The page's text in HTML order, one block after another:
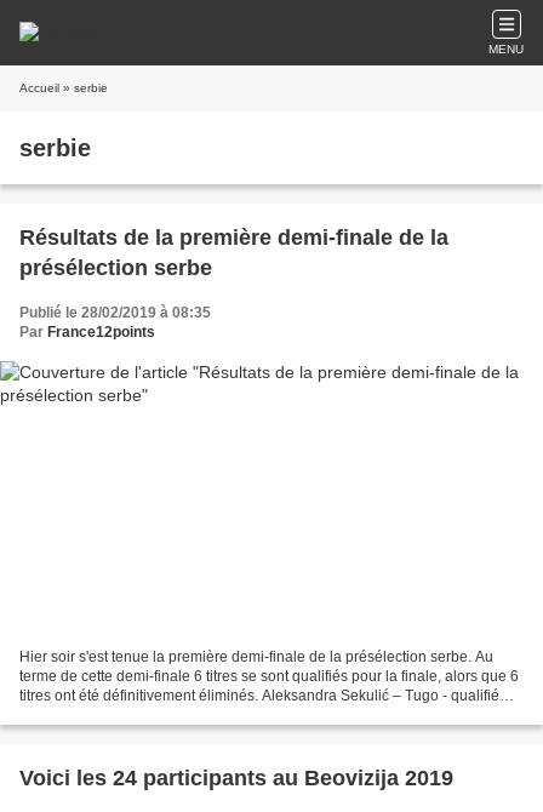
MENU
Accueil » serbie
serbie
Résultats de la première demi-finale de la
présélection serbe
Publié le 28/02/2019 à 08:35
Par France12points
Hier soir s'est tenue la première demi-finale de la présélection serbe. Au
terme de cette demi-finale 6 titres se sont qualifiés pour la finale, alors que 6
titres ont été définitivement éliminés. Aleksandra Sekulić – Tugo - qualifié
Voici les 24 participants au Beovizija 2019